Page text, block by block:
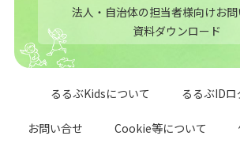
法人・自治体の担当者様向けお
資料ダウンロード
るるぶKidsについて るるぶID
お問い合せ Cookie等について